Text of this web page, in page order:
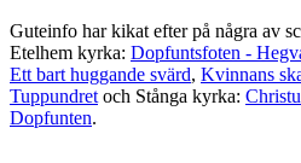
Guteinfo har kikat efter på några av
Etelhem kyrka: Dopfuntsfoten -
Ett bart huggande svärd, Kvinnans
Tuppundret och Stånga kyrka:
Dopfunten.